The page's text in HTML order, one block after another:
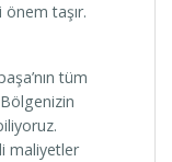
taşır.
tüm
maliyetler